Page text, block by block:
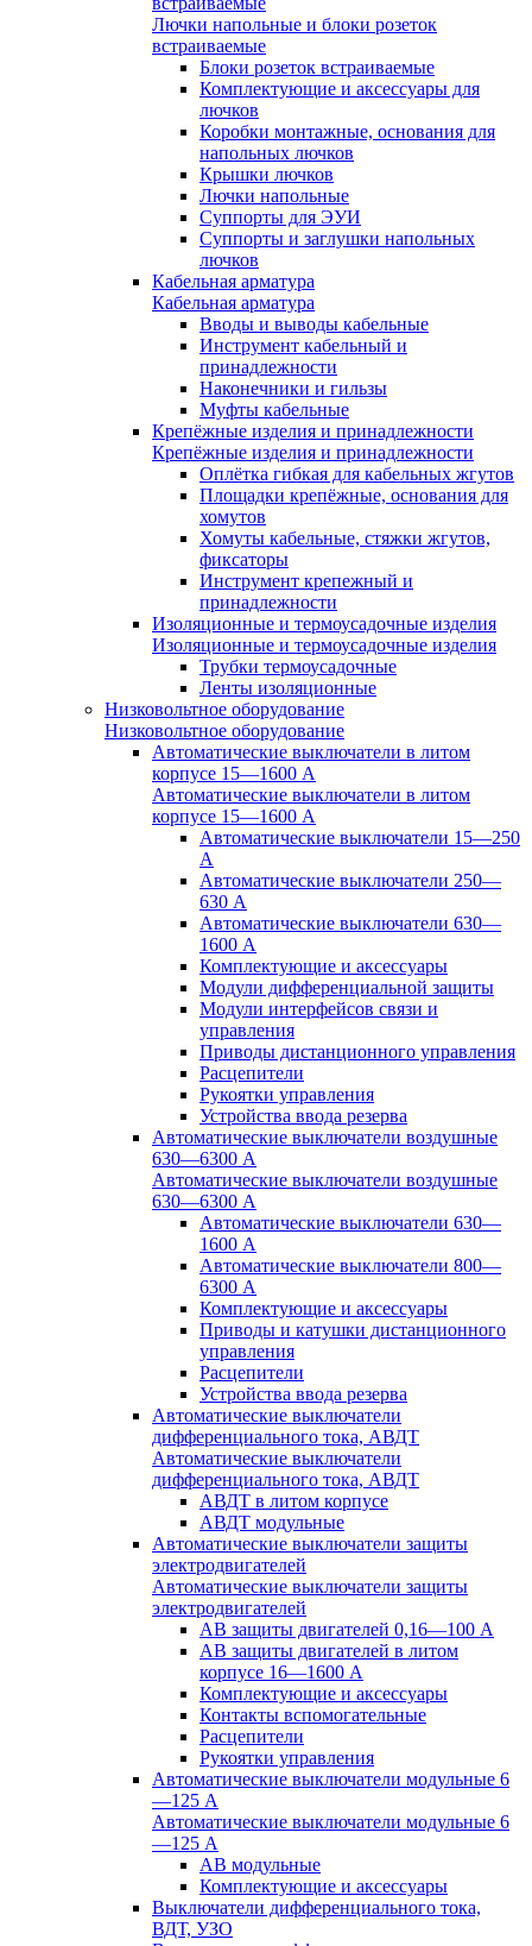
Лючки напольные и блоки розеток
встраиваемые
Блоки розеток встраиваемые
Комплектующие и аксессуары для
лючков
Коробки монтажные, основания для
напольных лючков
Крышки лючков
Лючки напольные
Суппорты для ЭУИ
Суппорты и заглушки напольных
лючков
Кабельная арматура
Кабельная арматура
Вводы и выводы кабельные
Инструмент кабельный и
принадлежности
Наконечники и гильзы
Муфты кабельные
Крепёжные изделия и принадлежности
Крепёжные изделия и принадлежности
Оплётка гибкая для кабельных жгутов
Площадки крепёжные, основания для
хомутов
Хомуты кабельные, стяжки жгутов,
фиксаторы
Инструмент крепежный и
принадлежности
Изоляционные и термоусадочные изделия
Изоляционные и термоусадочные изделия
Трубки термоусадочные
Ленты изоляционные
Низковольтное оборудование
Низковольтное оборудование
Автоматические выключатели в литом
корпусе 15—1600 А
Автоматические выключатели в литом
корпусе 15—1600 А
Автоматические выключатели 15—250
А
Автоматические выключатели 250—
630 А
Автоматические выключатели 630—
1600 А
Комплектующие и аксессуары
Модули дифференциальной защиты
Модули интерфейсов связи и
управления
Приводы дистанционного управления
Расцепители
Рукоятки управления
Устройства ввода резерва
Автоматические выключатели воздушные
630—6300 А
Автоматические выключатели воздушные
630—6300 А
Автоматические выключатели 630—
1600 А
Автоматические выключатели 800—
6300 А
Комплектующие и аксессуары
Приводы и катушки дистанционного
управления
Расцепители
Устройства ввода резерва
Автоматические выключатели
дифференциального тока, АВДТ
Автоматические выключатели
дифференциального тока, АВДТ
АВДТ в литом корпусе
АВДТ модульные
Автоматические выключатели защиты
электродвигателей
Автоматические выключатели защиты
электродвигателей
АВ защиты двигателей 0,16—100 А
АВ защиты двигателей в литом
корпусе 16—1600 А
Комплектующие и аксессуары
Контакты вспомогательные
Расцепители
Рукоятки управления
Автоматические выключатели модульные 6
—125 А
Автоматические выключатели модульные 6
—125 А
АВ модульные
Комплектующие и аксессуары
Выключатели дифференциального тока,
ВДТ, УЗО